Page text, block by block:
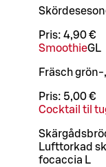
Pris: 4,90 €
SmoothieGL
Fräsch
Pris: 5,00 €
Cocktail til
Lufttorkad
focaccia L